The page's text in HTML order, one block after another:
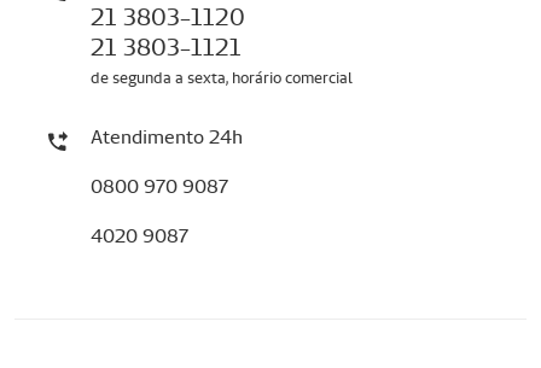
21 3803-1120
21 3803-1121
de segunda a sexta, horário comercial
Atendimento 24h
0800 970 9087
4020 9087